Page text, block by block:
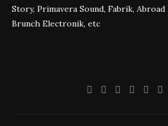
Story, Primavera Sound, Fabrik,
Brunch Electronik, etc